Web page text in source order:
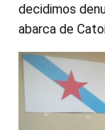
decidimos
abarca de